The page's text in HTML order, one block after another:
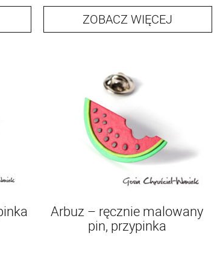
ZOBACZ WIĘCEJ
Arbuz – ręcznie malowany
pin, przypinka